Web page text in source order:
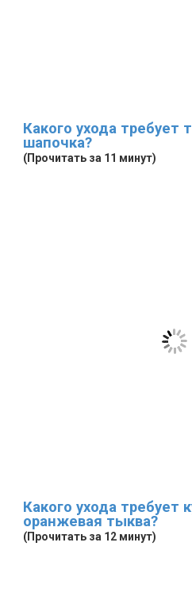
Какого ухода требует
шапочка?
(Прочитать за 11 минут)
Какого ухода требует
оранжевая тыква?
(Прочитать за 12 минут)